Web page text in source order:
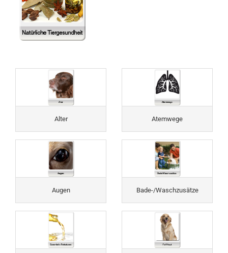
Alter Atemwege
Augen Bade-/Waschzusätze